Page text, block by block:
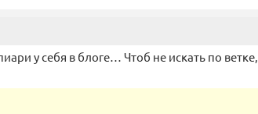
у себя в блоге… Чтоб не искать по ветке,